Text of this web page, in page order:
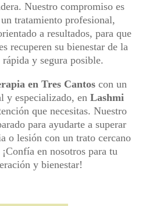
Nuestro compromiso es
tratamiento profesional,
a resultados, para que
recuperen su bienestar de la
y segura posible.
en Tres Cantos con un
y especializado, en Lashmi
que necesitas. Nuestro
para ayudarte a superar
o lesión con un trato cercano
en nosotros para tu
y bienestar!